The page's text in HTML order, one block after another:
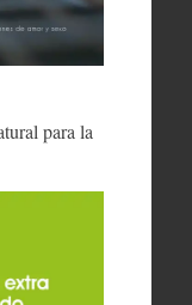
para la